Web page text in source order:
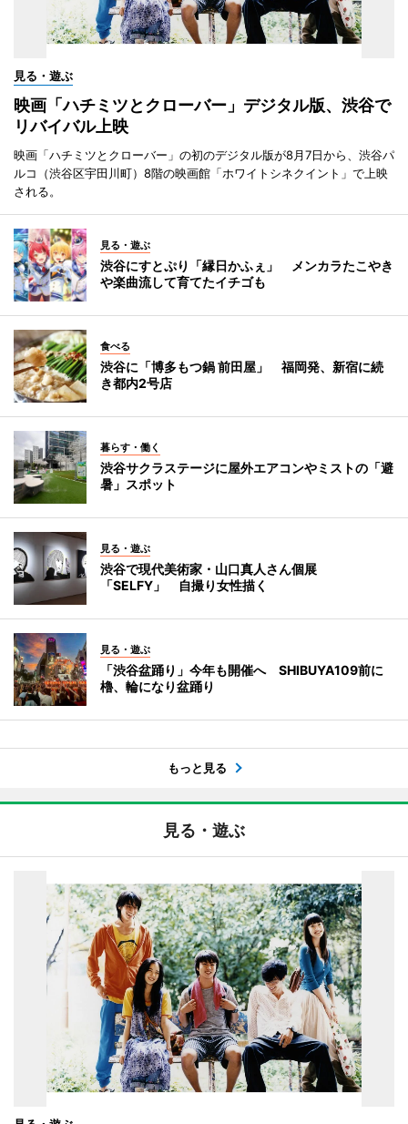
見る・遊ぶ
映画「ハチミツとクローバー」デジタル版、渋谷で
リバイバル上映
映画「ハチミツとクローバー」の初のデジタル版が8月7日から、渋谷パ
ルコ（渋谷区宇田川町）8階の映画館「ホワイトシネクイント」で上映
される。
見る・遊ぶ
渋谷にすとぷり「縁日かふぇ」 メンカラたこやき
や楽曲流して育てたイチゴも
食べる
渋谷に「博多もつ鍋 前田屋」 福岡発、新宿に続
き都内2号店
暮らす・働く
渋谷サクラステージに屋外エアコンやミストの「避
暑」スポット
見る・遊ぶ
渋谷で現代美術家・山口真人さん個展
「SELFY」 自撮り女性描く
見る・遊ぶ
「渋谷盆踊り」今年も開催へ SHIBUYA109前に
櫓、輪になり盆踊り
もっと見る
見る・遊ぶ